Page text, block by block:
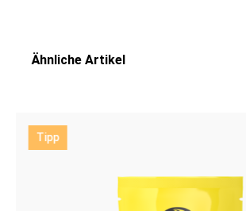
Ähnliche Artikel
Tipp